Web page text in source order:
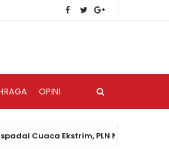
OPINI
Ekstrim, PLN Nias Himbau